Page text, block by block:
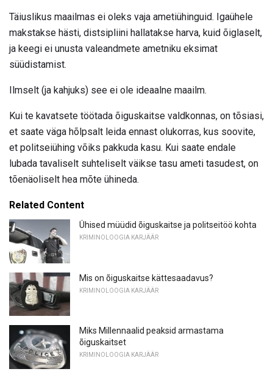
Täiuslikus maailmas ei oleks vaja ametiühinguid. Igaühele
makstakse hästi, distsipliini hallatakse harva, kuid õiglaselt,
ja keegi ei unusta valeandmete ametniku eksimat
süüdistamist.
Ilmselt (ja kahjuks) see ei ole ideaalne maailm.
Kui te kavatsete töötada õiguskaitse valdkonnas, on tõsiasi,
et saate väga hõlpsalt leida ennast olukorras, kus soovite,
et politseiühing võiks pakkuda kasu. Kui saate endale
lubada tavaliselt suhteliselt väikse tasu ameti tasudest, on
tõenäoliselt hea mõte ühineda.
Related Content
Ühised müüdid õiguskaitse ja politseitöö kohta
KRIMINOLOOGIA KARJÄÄR
Mis on õiguskaitse kättesaadavus?
KRIMINOLOOGIA KARJÄÄR
Miks Millennaalid peaksid armastama
õiguskaitset
KRIMINOLOOGIA KARJÄÄR